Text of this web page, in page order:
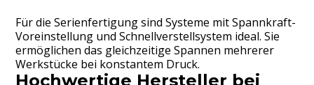
Für die Serienfertigung sind Systeme mit Spannkraft-
Voreinstellung und Schnellverstellsystem ideal. Sie
ermöglichen das gleichzeitige Spannen mehrerer
Werkstücke bei konstantem Druck.
Hochwertige Hersteller bei